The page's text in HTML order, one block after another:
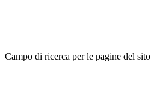
Campo di ricerca per le pagine del sito